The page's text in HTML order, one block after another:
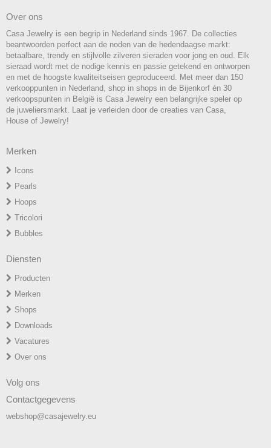
Over ons
Casa Jewelry is een begrip in Nederland sinds 1967. De collecties
beantwoorden perfect aan de noden van de hedendaagse markt:
betaalbare, trendy en stijlvolle zilveren sieraden voor jong en oud. Elk
sieraad wordt met de nodige kennis en passie getekend en ontworpen
en met de hoogste kwaliteitseisen geproduceerd. Met meer dan 150
verkooppunten in Nederland, shop in shops in de Bijenkorf én 30
verkoopspunten in België is Casa Jewelry een belangrijke speler op
de juweliersmarkt. Laat je verleiden door de creaties van Casa,
House of Jewelry!
Merken
Icons
Pearls
Hoops
Tricolori
Bubbles
Diensten
Producten
Merken
Shops
Downloads
Vacatures
Over ons
Volg ons
Contactgegevens
webshop@casajewelry.eu